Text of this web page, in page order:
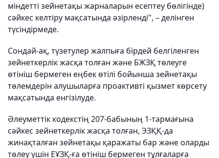
міндетті зейнетақы жарналарын есептеу бөлігінде)
сәйкес келтіру мақсатында әзірленді", – делінген
түсіндірмеде.
Сондай-ақ, түзетулер жалпыға бірдей белгіленген
зейнеткерлік жасқа толған және БЖЗҚ төлеуге
өтініш бермеген еңбек өтілі бойынша зейнетақы
төлемдерін алушыларға проактивті қызмет көрсету
мақсатында енгізілуде.
Әлеуметтік кодекстің 207-бабының 1-тармағына
сәйкес зейнеткерлік жасқа толған, ЭЗҚҚ-да
жинақталған зейнетақы қаражаты бар және оларды
төлеу үшін ЕҰЗҚ-ға өтініш бермеген тұлғаларға